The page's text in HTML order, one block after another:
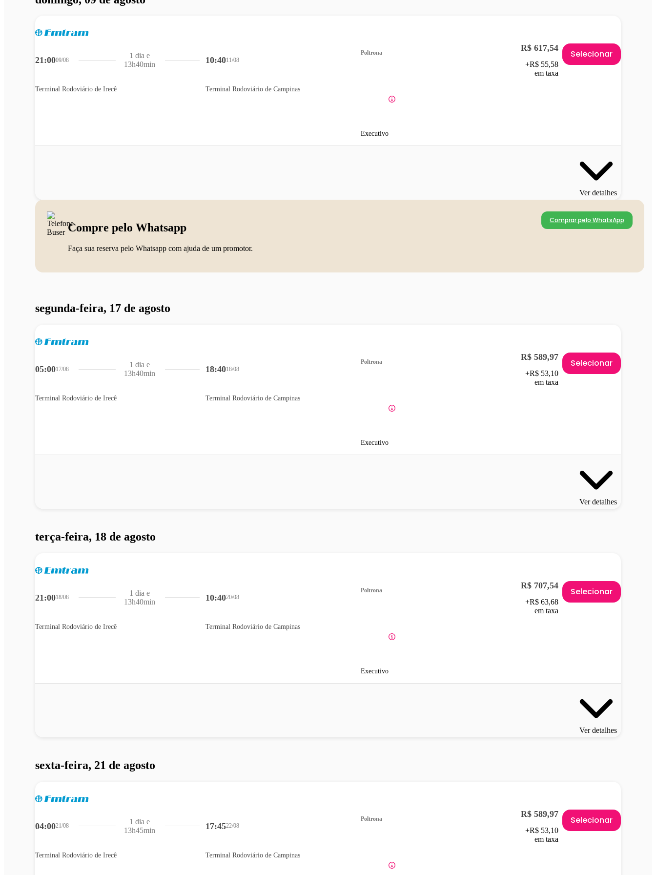
21:0009/08
Terminal Rodoviário de Irecê
10:4011/08
Terminal Rodoviário de Campinas
1 dia e
13h40min
Poltrona
Executivo
R$ 617,54
+R$ 55,58
em taxa
Selecionar
Ver detalhes
Compre pelo Whatsapp
Faça sua reserva pelo Whatsapp com ajuda de um promotor.
Comprar pelo WhatsApp
segunda-feira, 17 de agosto
05:0017/08
Terminal Rodoviário de Irecê
18:4018/08
Terminal Rodoviário de Campinas
1 dia e
13h40min
Poltrona
Executivo
R$ 589,97
+R$ 53,10
em taxa
Selecionar
Ver detalhes
terça-feira, 18 de agosto
21:0018/08
Terminal Rodoviário de Irecê
10:4020/08
Terminal Rodoviário de Campinas
1 dia e
13h40min
Poltrona
Executivo
R$ 707,54
+R$ 63,68
em taxa
Selecionar
Ver detalhes
sexta-feira, 21 de agosto
04:0021/08
Terminal Rodoviário de Irecê
17:4522/08
Terminal Rodoviário de Campinas
1 dia e
13h45min
Poltrona R$ 589,97
+R$ 53,10
em taxa
Selecionar